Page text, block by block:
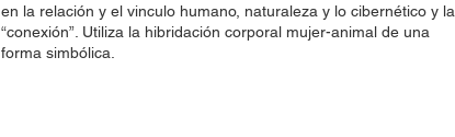
en la relación y el vinculo humano, naturaleza y lo cibernético y la
“conexión”. Utiliza la hibridación corporal mujer-animal de una
forma simbólica.